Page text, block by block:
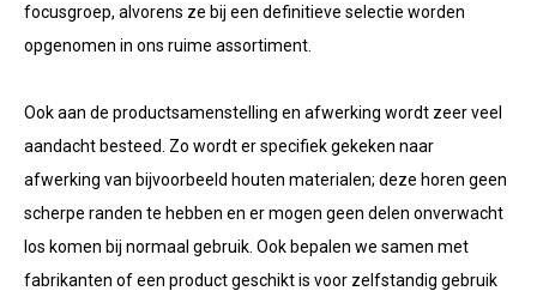
focusgroep, alvorens ze bij een definitieve selectie worden
opgenomen in ons ruime assortiment.
Ook aan de productsamenstelling en afwerking wordt zeer veel
aandacht besteed. Zo wordt er specifiek gekeken naar
afwerking van bijvoorbeeld houten materialen; deze horen geen
scherpe randen te hebben en er mogen geen delen onverwacht
los komen bij normaal gebruik. Ook bepalen we samen met
fabrikanten of een product geschikt is voor zelfstandig gebruik